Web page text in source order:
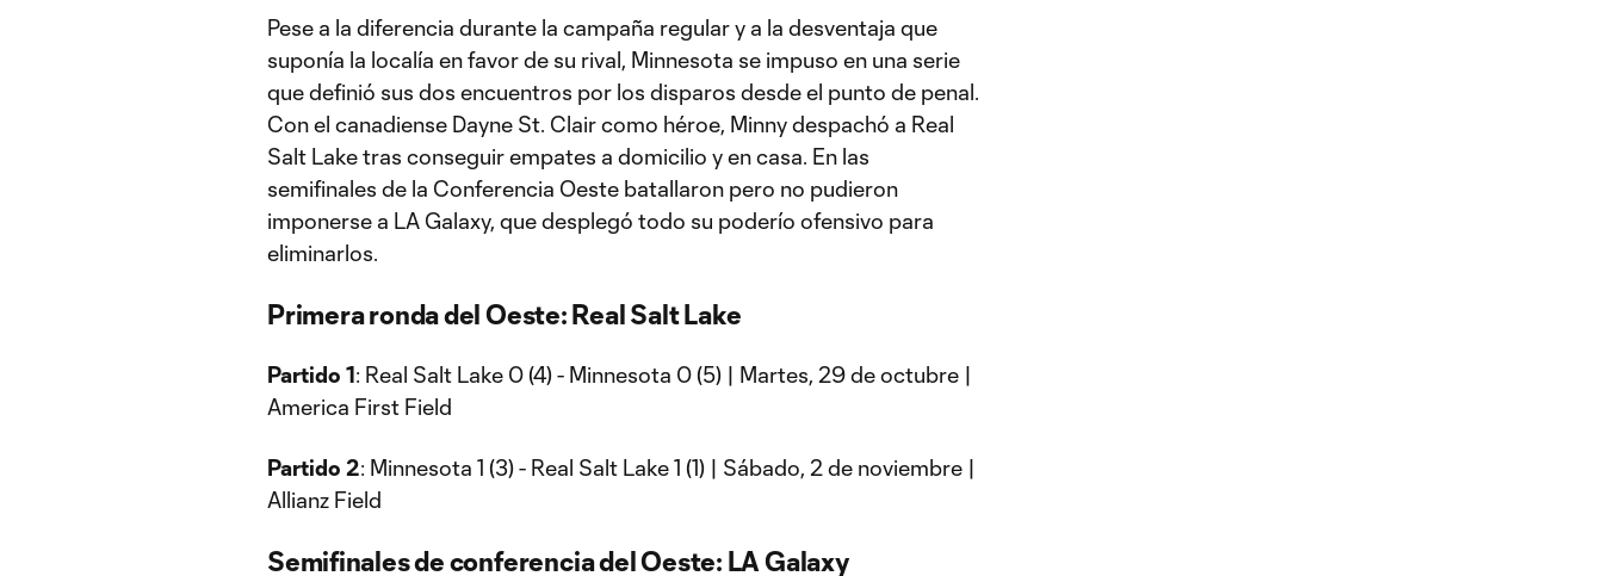
Pese a la diferencia durante la campaña regular y a la desventaja que
suponía la localía en favor de su rival, Minnesota se impuso en una serie
que definió sus dos encuentros por los disparos desde el punto de penal.
Con el canadiense Dayne St. Clair como héroe, Minny despachó a Real
Salt Lake tras conseguir empates a domicilio y en casa. En las
semifinales de la Conferencia Oeste batallaron pero no pudieron
imponerse a LA Galaxy, que desplegó todo su poderío ofensivo para
eliminarlos.
Primera ronda del Oeste: Real Salt Lake
Partido 1: Real Salt Lake 0 (4) - Minnesota 0 (5) | Martes, 29 de octubre |
America First Field
Partido 2: Minnesota 1 (3) - Real Salt Lake 1 (1) | Sábado, 2 de noviembre |
Allianz Field
Semifinales de conferencia del Oeste: LA Galaxy